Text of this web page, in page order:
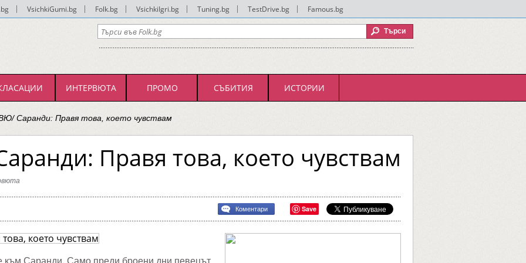
VsichkiGumi.bg Folk.bg VsichkiIgri.bg Tuning.bg TestDrive.bg Famous.bg
ИНТЕРВЮТА ПРОМО СЪБИТИЯ ИСТОРИИ
Саранди: Правя това, което чувствам
Правя това, което чувствам
Коментари Save
към Саранди. Само преди броени дни певецът